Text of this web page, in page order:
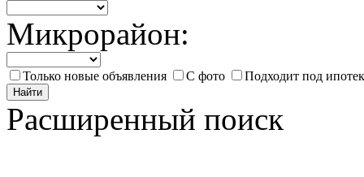
Микрорайон:
Только новые объявления С фото Подходит под
Найти
Расширенный поиск